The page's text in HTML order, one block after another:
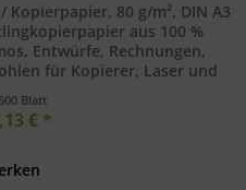
Kopierpapier, 80 g/m², DIN A3
aus 100 %
Entwürfe, Rechnungen,
für Kopierer, Laser und
500 Blatt
€ *